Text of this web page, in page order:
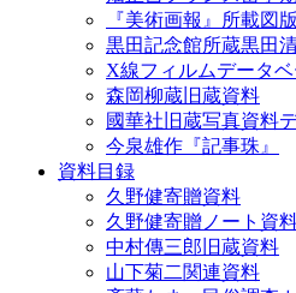
『美術画報』所載図
黒田記念館所蔵黒田
X線フィルムデータベ
森岡柳蔵旧蔵資料
國華社旧蔵写真資料
今泉雄作『記事珠』
資料目録
久野健寄贈資料
久野健寄贈ノート資
中村傳三郎旧蔵資料
山下菊二関連資料